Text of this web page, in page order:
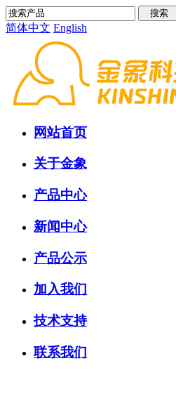
简体中文 English
网站首页
关于金象
产品中心
新闻中心
产品公示
加入我们
技术支持
联系我们